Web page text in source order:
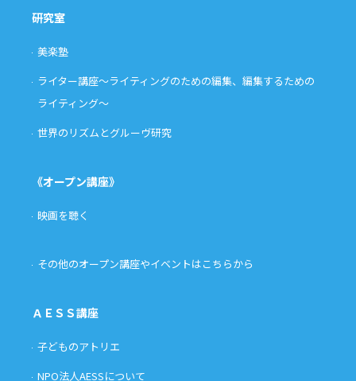
研究室
美楽塾
ライター講座〜ライティングのための編集、編集するための
ライティング〜
世界のリズムとグルーヴ研究
《オープン講座》
映画を聴く
その他のオープン講座やイベントはこちらから
ＡＥＳＳ講座
子どものアトリエ
NPO法人AESSについて